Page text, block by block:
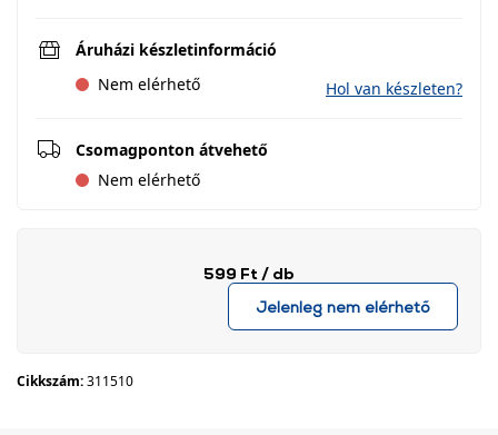
Áruházi készletinformáció
Nem elérhető
Hol van készleten?
Csomagponton átvehető
Nem elérhető
599 Ft / db
Jelenleg nem elérhető
Cikkszám:311510